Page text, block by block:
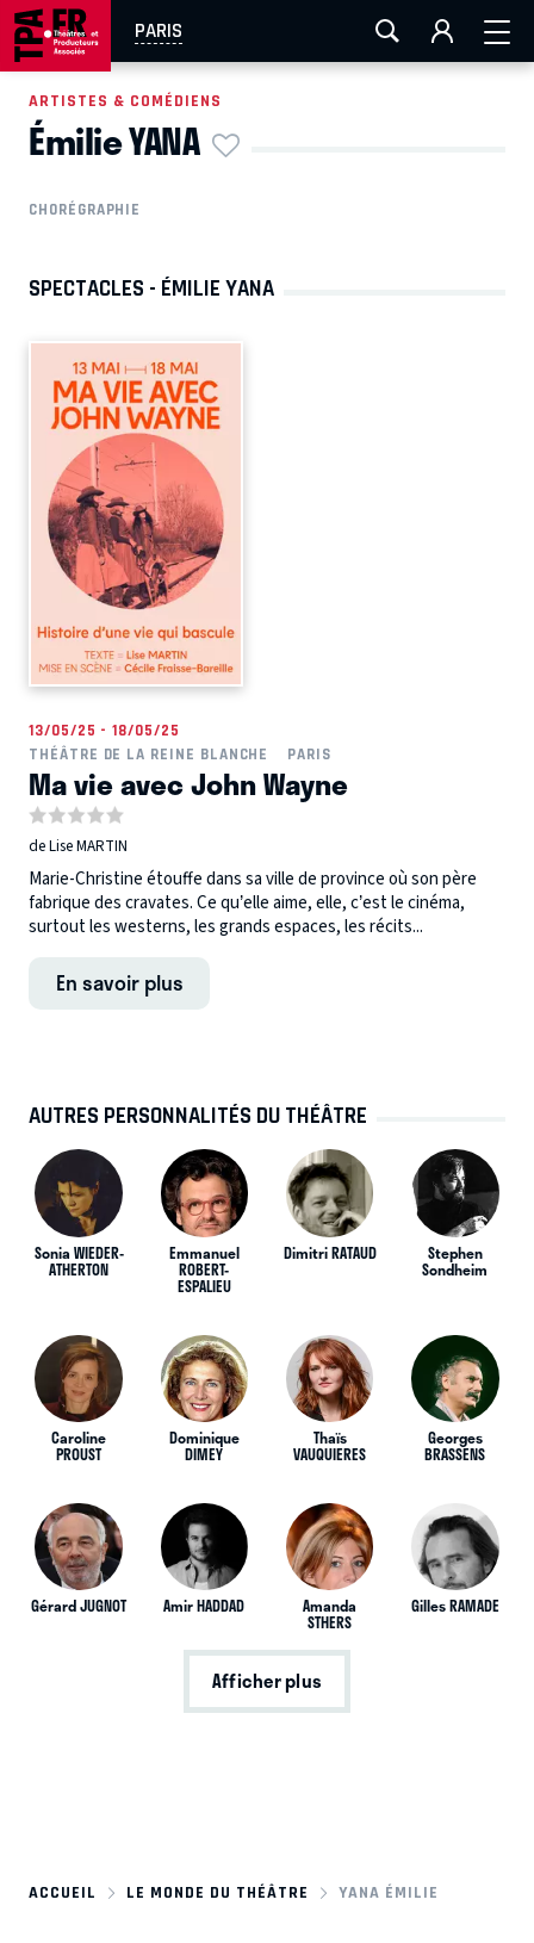
PARIS
AIX-MARSEILLE LA ROCHELLE
EN TOURNÉE
ARTISTES & COMÉDIENS
Émilie YANA
CHORÉGRAPHIE
SPECTACLES - ÉMILIE YANA
13/05/25 - 18/05/25
THÉÂTRE DE LA REINE BLANCHE
PARIS
Ma vie avec John Wayne
de Lise MARTIN
Marie-Christine étouffe dans sa ville de province où son père
fabrique des cravates. Ce qu’elle aime, elle, c’est le cinéma,
surtout les westerns, les grands espaces, les récits...
En savoir plus
AUTRES PERSONNALITÉS DU THÉÂTRE
Sonia WIEDER-
ATHERTON
Emmanuel
ROBERT-
ESPALIEU
Dimitri RATAUD Stephen
Sondheim
Caroline
PROUST
Dominique
DIMEY
Thaïs
VAUQUIERES
Georges
BRASSENS
Gérard JUGNOT Amir HADDAD Amanda
STHERS
Gilles RAMADE
Afficher plus
ACCUEIL LE MONDE DU THÉÂTRE YANA ÉMILIE